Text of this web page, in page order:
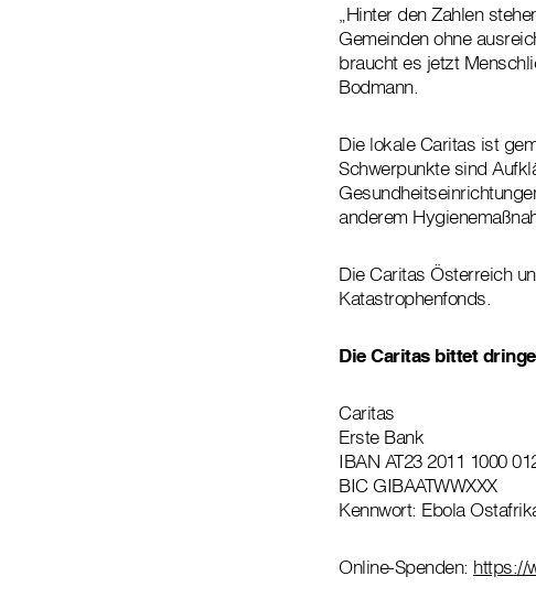
„Hinter den Zahlen
Gemeinden ohne
braucht es jetzt
Bodmann.
Die lokale Caritas ist
Schwerpunkte sind
anderem
Die Caritas Österreich
Katastrophenfonds.
Die Caritas bittet
Caritas
Erste Bank
IBAN AT23 2011 1000
BIC GIBAATWWXXX
Kennwort: Ebola
Online-Spenden: https://